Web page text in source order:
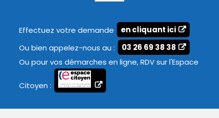
Effectuez votre demande
en cliquant ici
Ou bien appelez-nous au :
03 26 69 38 38
Ou pour vos démarches en ligne, RDV sur l'Espace
Citoyen :